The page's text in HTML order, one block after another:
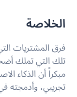
الخلاصة
تلك التي تملك
مبكراً أن الذكاء
تجريبي، وأدمجته